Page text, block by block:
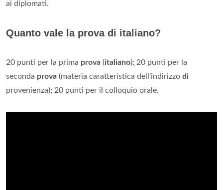
ai diplomati.
Quanto vale la prova di italiano?
20 punti per la prima prova (italiano); 20 punti per la
seconda prova (materia caratteristica dell'indirizzo di
provenienza); 20 punti per il colloquio orale.